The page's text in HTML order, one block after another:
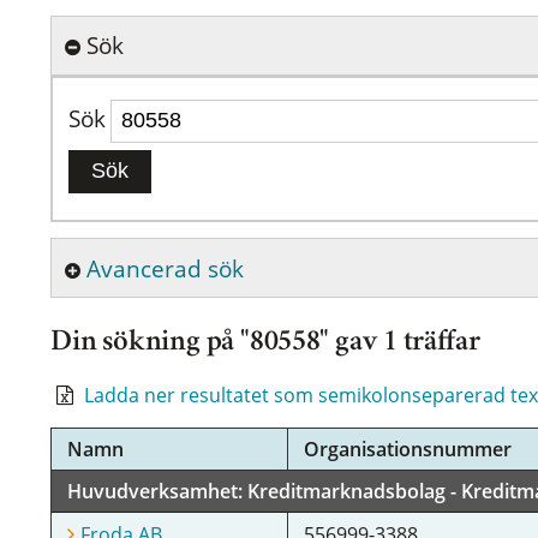
Sök
Sök
Sök
Avancerad sök
Din sökning på "80558" gav 1 träffar
Ladda ner resultatet som semikolonseparerad
Namn
Organisationsnummer
Huvudverksamhet: Kreditmarknadsbolag -